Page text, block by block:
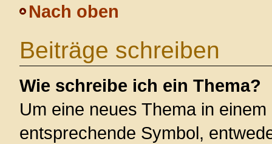
Nach oben
Beiträge schreiben
Wie schreibe ich ein Thema?
Um eine neues Thema in
entsprechende Symbol,